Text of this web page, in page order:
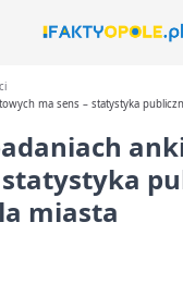
ma sens – statystyka
statystyka
miasta